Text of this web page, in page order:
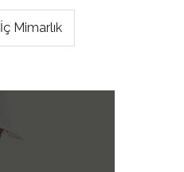
İç Mimarlık